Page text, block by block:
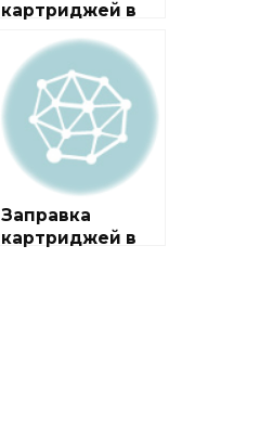
картриджей в
Алексеевский
Заправка
картриджей в